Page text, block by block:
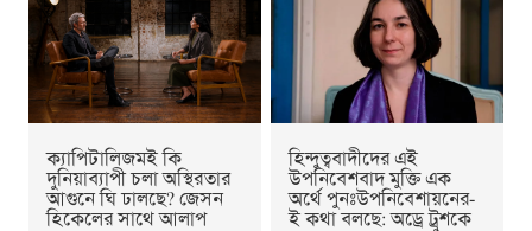
ক্যাপিটালিজমই কি
দুনিয়াব্যাপী চলা অস্থিরতার
আগুনে ঘি ঢালছে? জেসন
হিকেলের সাথে আলাপ
হিন্দুত্ববাদীদের এই
উপনিবেশবাদ মুক্তি এক
অর্থে পুনঃউপনিবেশায়নের-
ই কথা বলছে: অড্রে ট্রুশকে